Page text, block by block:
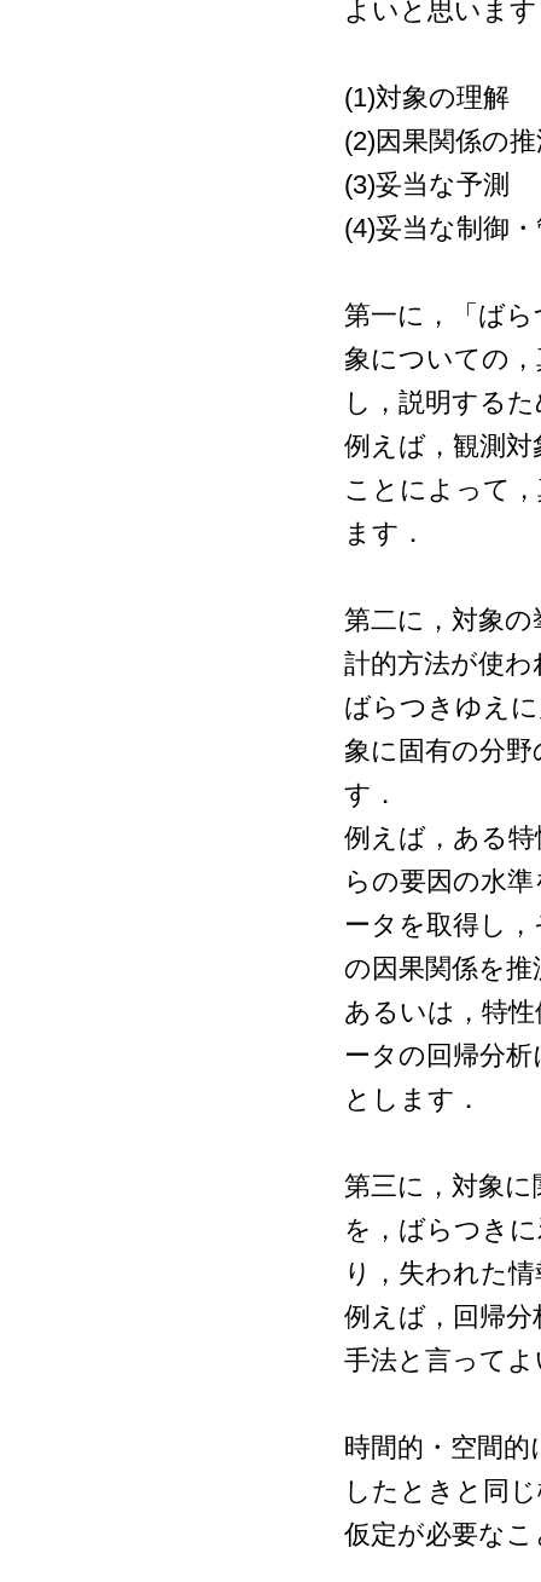
よいと思いま
(1)対象の理解
(2)因果関係の
(3)妥当な予測
(4)妥当な制御
第一に，「ば
象についての
し，説明する
例えば，観測
ことによって
ます．
第二に，対象
計的方法が使
ばらつきゆえ
象に固有の分
す．
例えば，ある
らの要因の水
ータを取得し
の因果関係を
あるいは，特
ータの回帰分
とします．
第三に，対象
を，ばらつき
り，失われた
例えば，回帰
手法と言って
時間的・空間
したときと同
仮定が必要な